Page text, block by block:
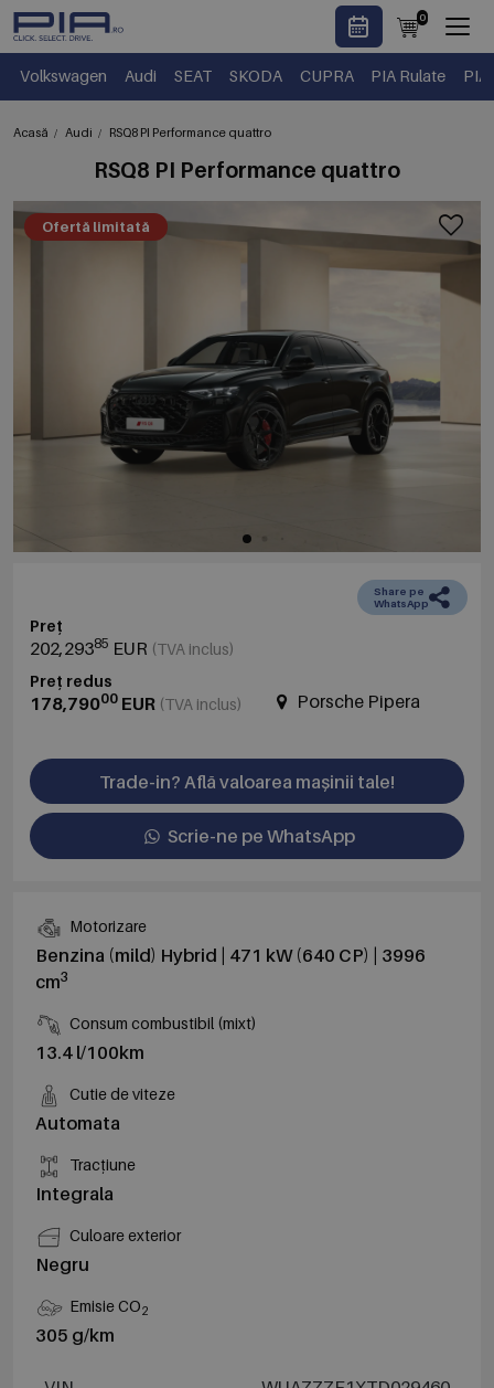
0
Volkswagen Audi SEAT SKODA CUPRA PIA Rulate PIA
Acasă Audi RSQ8 PI Performance quattro
RSQ8 PI Performance quattro
Ofertă limitată
Preț
202,29385 EUR (TVA inclus)
Preț redus
178,79000 EUR (TVA inclus) Porsche Pipera
Share pe
WhatsApp
Trade-in? Află valoarea mașinii tale!
Scrie-ne pe WhatsApp
Motorizare
Benzina (mild) Hybrid | 471 kW (640 CP) | 3996
cm3
Consum combustibil (mixt)
13.4 l/100km
Cutie de viteze
Automata
Tracțiune
Integrala
Culoare exterior
Negru
Emisie CO2
305 g/km